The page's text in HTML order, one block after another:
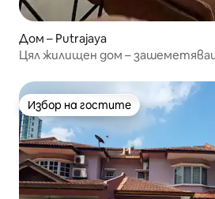
Дом – Putrajaya
Цял жилищен дом –
Избор на гостите
Избор на гостите